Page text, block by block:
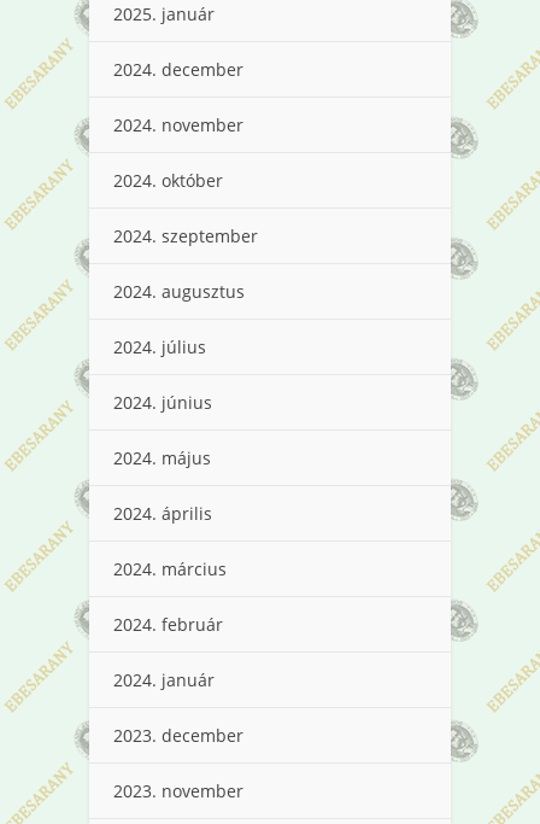
2025. január
2024. december
2024. november
2024. október
2024. szeptember
2024. augusztus
2024. július
2024. június
2024. május
2024. április
2024. március
2024. február
2024. január
2023. december
2023. november